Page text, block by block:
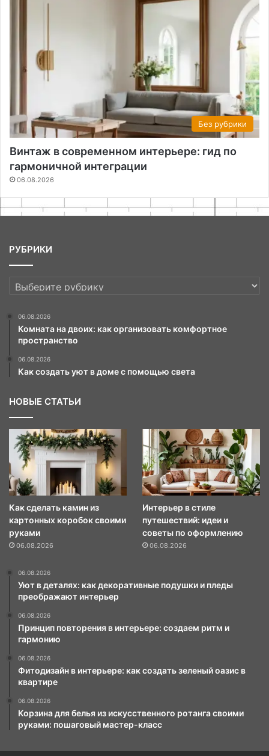
Без рубрики
Винтаж в современном интерьере: гид по
гармоничной интеграции
06.08.2026
РУБРИКИ
РУБРИКИ
06.08.2026
Комната на двоих: как организовать комфортное
пространство
06.08.2026
Как создать уют в доме с помощью света
НОВЫЕ СТАТЬИ
Как сделать камин из
картонных коробок своими
руками
06.08.2026
Интерьер в стиле
путешествий: идеи и
советы по оформлению
06.08.2026
06.08.2026
Уют в деталях: как декоративные подушки и пледы
преображают интерьер
06.08.2026
Принцип повторения в интерьере: создаем ритм и
гармонию
06.08.2026
Фитодизайн в интерьере: как создать зеленый оазис в
квартире
06.08.2026
Корзина для белья из искусственного ротанга своими
руками: пошаговый мастер-класс